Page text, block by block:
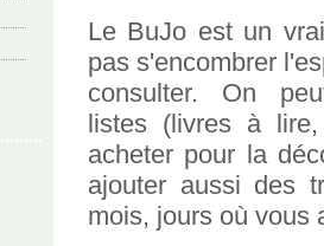
Le BuJo est un
pas s'encombrer
consulter. On
listes (livres à
acheter pour la
ajouter aussi des
mois, jours où vous